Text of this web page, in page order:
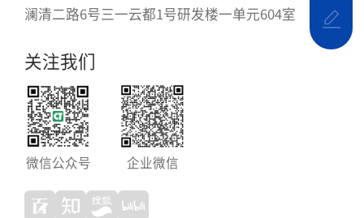
澜清二路6号三一云都1号研发楼一单元604室
关注我们
微信公众号 企业微信